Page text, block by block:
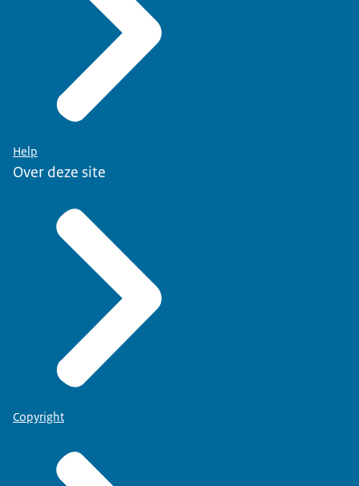
Help
Over deze site
Copyright